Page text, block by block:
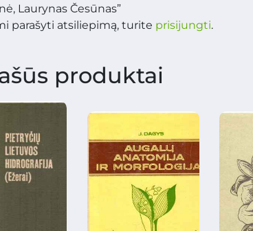
Laurynas Česūnas”
parašyti atsiliepimą, turite prisijungti.
produktai